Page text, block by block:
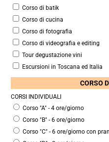
Corso di batik
Corso di cucina
Corso di fotografia
Corso di videografia e editing
Tour degustazione vini
Escursioni in Toscana ed Italia
CORSO
CORSI INDIVIDUALI
Corso "A" - 4 ore/giorno
Corso "B" - 6 ore/giorno
Corso "C" - 6 ore/giorno con